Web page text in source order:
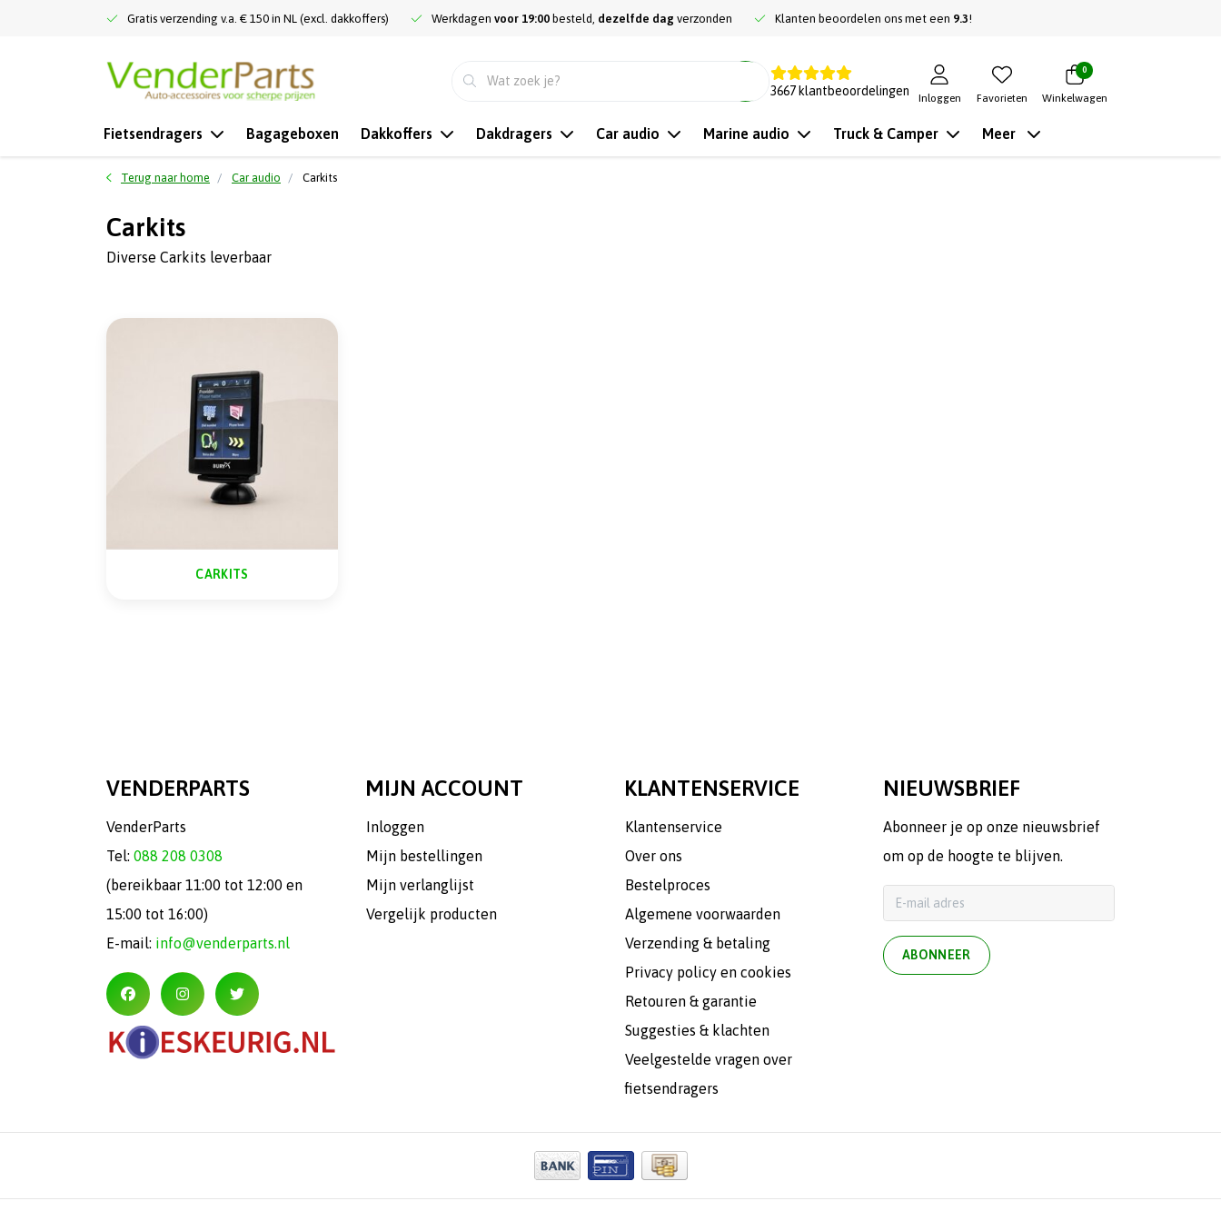
Gratis verzending v.a. € 150 in NL (excl. dakkoffers) Werkdagen voor 19:00 besteld, dezelfde dag verzonden Klanten beoordelen ons met een 9.3!
3667 klantbeoordelingen
Inloggen Favorieten
0
Winkelwagen
Fietsendragers Bagageboxen Dakkoffers Dakdragers Car audio Marine audio Truck & Camper Meer
Terug naar home Car audio Carkits
Carkits
Diverse Carkits leverbaar
CARKITS
VENDERPARTS
VenderParts
Tel: 088 208 0308
(bereikbaar 11:00 tot 12:00 en
15:00 tot 16:00)
E-mail: info@venderparts.nl
MIJN ACCOUNT
Inloggen
Mijn bestellingen
Mijn verlanglijst
Vergelijk producten
KLANTENSERVICE
Klantenservice
Over ons
Bestelproces
Algemene voorwaarden
Verzending & betaling
Privacy policy en cookies
Retouren & garantie
Suggesties & klachten
Veelgestelde vragen over
fietsendragers
NIEUWSBRIEF
Abonneer je op onze nieuwsbrief
om op de hoogte te blijven.
ABONNEER